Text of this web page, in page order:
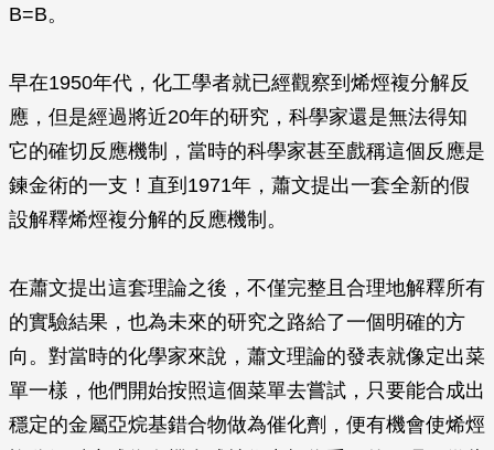
B=B。
早在1950年代，化工學者就已經觀察到烯烴複分解反
應，但是經過將近20年的研究，科學家還是無法得知
它的確切反應機制，當時的科學家甚至戲稱這個反應是
鍊金術的一支！直到1971年，蕭文提出一套全新的假
設解釋烯烴複分解的反應機制。
在蕭文提出這套理論之後，不僅完整且合理地解釋所有
的實驗結果，也為未來的研究之路給了一個明確的方
向。對當時的化學家來說，蕭文理論的發表就像定出菜
單一樣，他們開始按照這個菜單去嘗試，只要能合成出
穩定的金屬亞烷基錯合物做為催化劑，便有機會使烯烴